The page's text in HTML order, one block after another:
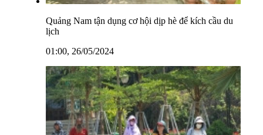
Quảng Nam tận dụng cơ hội dịp hè để kích cầu du
lịch
01:00, 26/05/2024